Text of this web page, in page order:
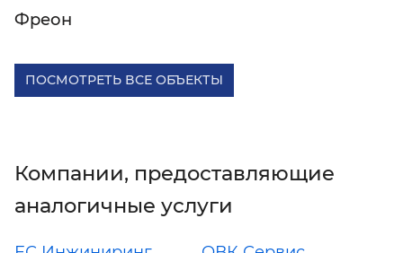
Фреон
ПОСМОТРЕТЬ ВСЕ ОБЪЕКТЫ
Компании, предоставляющие
аналогичные услуги